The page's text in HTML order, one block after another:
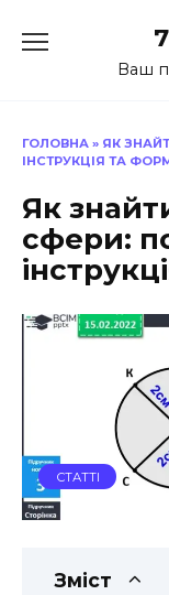
до
Ваш
ГОЛОВНА » ЯК
ІНСТРУКЦІЯ ТА
Як
сфери:
СТАТТІ
Зміст